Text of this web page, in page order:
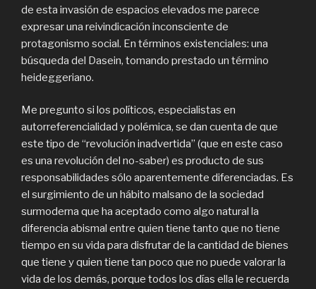
de esta invasión de espacios elevados me parece
expresar una reivindicación inconsciente de
protagonismo social. En términos existenciales: una
búsqueda del Dasein, tomando prestado un término
heideggeriano.
Me pregunto si los políticos, especialistas en
autorreferencialidad y polémica, se dan cuenta de que
este tipo de “revolución inadvertida” (que en este caso
es una revolución del no-saber) es producto de sus
responsabilidades sólo aparentemente diferenciadas. Es
el surgimiento de un hábito malsano de la sociedad
surmoderna que ha aceptado como algo natural la
diferencia abismal entre quien tiene tanto que no tiene
tiempo en su vida para disfrutar de la cantidad de bienes
que tiene y quien tiene tan poco que no puede valorar la
vida de los demás, porque todos los días ella le recuerda